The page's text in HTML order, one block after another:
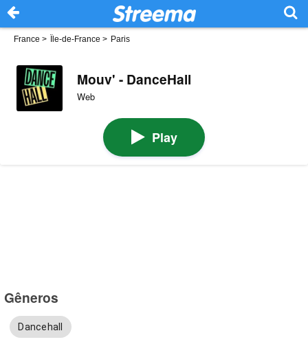
France > Île-de-France > Paris
Mouv' - DanceHall
Web
Play
Gêneros
Dancehall